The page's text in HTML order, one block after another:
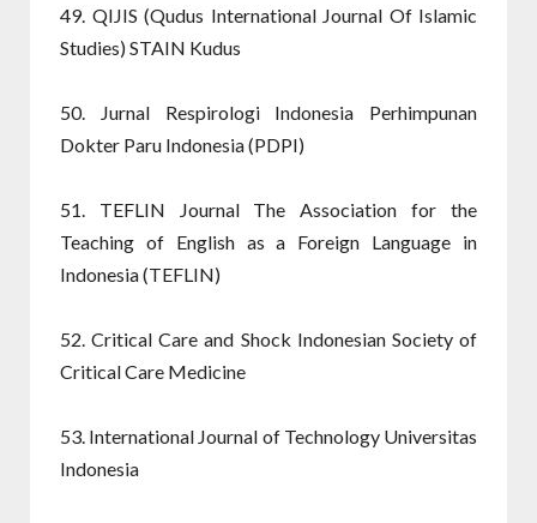
49. QIJIS (Qudus International Journal Of Islamic
Studies) STAIN Kudus
50. Jurnal Respirologi Indonesia Perhimpunan
Dokter Paru Indonesia (PDPI)
51. TEFLIN Journal The Association for the
Teaching of English as a Foreign Language in
Indonesia (TEFLIN)
52. Critical Care and Shock Indonesian Society of
Critical Care Medicine
53. International Journal of Technology Universitas
Indonesia